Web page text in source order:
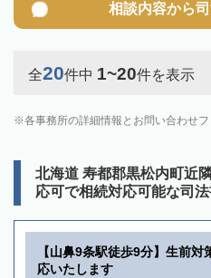
相談内容から
全20件中 1~20件を表示
各事務所の詳細情報とお問い合わせ
北海道 寿都郡黒松内町近
応可で相続対応可能な司
【山鼻9条駅徒歩9分】生前
応いたします